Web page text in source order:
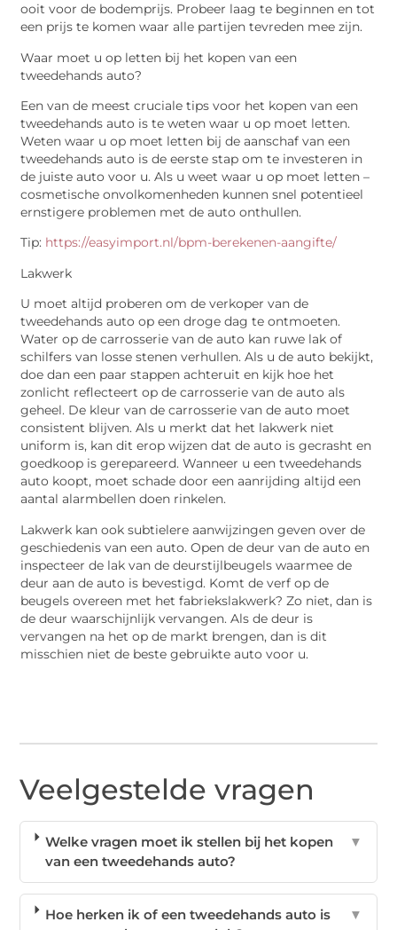
ooit voor de bodemprijs. Probeer laag te beginnen en tot
een prijs te komen waar alle partijen tevreden mee zijn.
Waar moet u op letten bij het kopen van een
tweedehands auto?
Een van de meest cruciale tips voor het kopen van een
tweedehands auto is te weten waar u op moet letten.
Weten waar u op moet letten bij de aanschaf van een
tweedehands auto is de eerste stap om te investeren in
de juiste auto voor u. Als u weet waar u op moet letten –
cosmetische onvolkomenheden kunnen snel potentieel
ernstigere problemen met de auto onthullen.
Tip: https://easyimport.nl/bpm-berekenen-aangifte/
Lakwerk
U moet altijd proberen om de verkoper van de
tweedehands auto op een droge dag te ontmoeten.
Water op de carrosserie van de auto kan ruwe lak of
schilfers van losse stenen verhullen. Als u de auto bekijkt,
doe dan een paar stappen achteruit en kijk hoe het
zonlicht reflecteert op de carrosserie van de auto als
geheel. De kleur van de carrosserie van de auto moet
consistent blijven. Als u merkt dat het lakwerk niet
uniform is, kan dit erop wijzen dat de auto is gecrasht en
goedkoop is gerepareerd. Wanneer u een tweedehands
auto koopt, moet schade door een aanrijding altijd een
aantal alarmbellen doen rinkelen.
Lakwerk kan ook subtielere aanwijzingen geven over de
geschiedenis van een auto. Open de deur van de auto en
inspecteer de lak van de deurstijlbeugels waarmee de
deur aan de auto is bevestigd. Komt de verf op de
beugels overeen met het fabriekslakwerk? Zo niet, dan is
de deur waarschijnlijk vervangen. Als de deur is
vervangen na het op de markt brengen, dan is dit
misschien niet de beste gebruikte auto voor u.
Veelgestelde vragen
Welke vragen moet ik stellen bij het kopen
van een tweedehands auto?
▼
Hoe herken ik of een tweedehands auto is
▼